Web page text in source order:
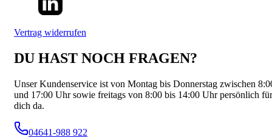
Vertrag widerrufen
DU HAST NOCH FRAGEN?
Unser Kundenservice ist von Montag bis Donnerstag zwischen
und 17:00 Uhr sowie freitags von 8:00 bis 14:00 Uhr persönlich für
dich da.
04641-988 922